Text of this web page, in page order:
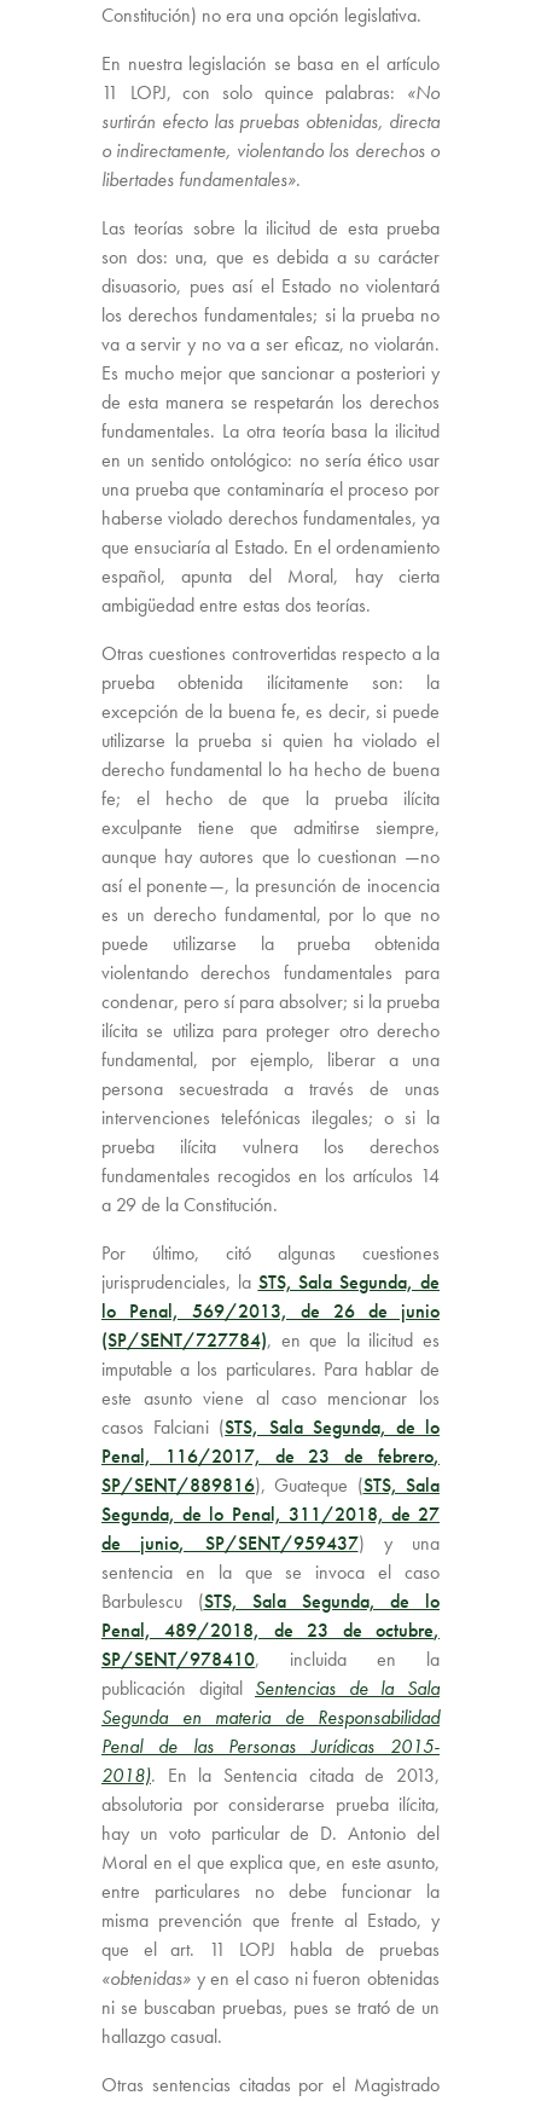
Constitución) no era una opción legislativa.
En nuestra legislación se basa en el artículo
11 LOPJ, con solo quince palabras: «No
surtirán efecto las pruebas obtenidas, directa
o indirectamente, violentando los derechos o
libertades fundamentales».
Las teorías sobre la ilicitud de esta prueba
son dos: una, que es debida a su carácter
disuasorio, pues así el Estado no violentará
los derechos fundamentales; si la prueba no
va a servir y no va a ser eficaz, no violarán.
Es mucho mejor que sancionar a posteriori y
de esta manera se respetarán los derechos
fundamentales. La otra teoría basa la ilicitud
en un sentido ontológico: no sería ético usar
una prueba que contaminaría el proceso por
haberse violado derechos fundamentales, ya
que ensuciaría al Estado. En el ordenamiento
español, apunta del Moral, hay cierta
ambigüedad entre estas dos teorías.
Otras cuestiones controvertidas respecto a la
prueba obtenida ilícitamente son: la
excepción de la buena fe, es decir, si puede
utilizarse la prueba si quien ha violado el
derecho fundamental lo ha hecho de buena
fe; el hecho de que la prueba ilícita
exculpante tiene que admitirse siempre,
aunque hay autores que lo cuestionan —no
así el ponente—, la presunción de inocencia
es un derecho fundamental, por lo que no
puede utilizarse la prueba obtenida
violentando derechos fundamentales para
condenar, pero sí para absolver; si la prueba
ilícita se utiliza para proteger otro derecho
fundamental, por ejemplo, liberar a una
persona secuestrada a través de unas
intervenciones telefónicas ilegales; o si la
prueba ilícita vulnera los derechos
fundamentales recogidos en los artículos 14
a 29 de la Constitución.
Por último, citó algunas cuestiones
jurisprudenciales, la STS, Sala Segunda, de
lo Penal, 569/2013, de 26 de junio
(SP/SENT/727784), en que la ilicitud es
imputable a los particulares. Para hablar de
este asunto viene al caso mencionar los
casos Falciani (STS, Sala Segunda, de lo
Penal, 116/2017, de 23 de febrero,
SP/SENT/889816), Guateque (STS, Sala
Segunda, de lo Penal, 311/2018, de 27
de junio, SP/SENT/959437) y una
sentencia en la que se invoca el caso
Barbulescu (STS, Sala Segunda, de lo
Penal, 489/2018, de 23 de octubre,
SP/SENT/978410, incluida en la
publicación digital Sentencias de la Sala
Segunda en materia de Responsabilidad
Penal de las Personas Jurídicas 2015-
2018). En la Sentencia citada de 2013,
absolutoria por considerarse prueba ilícita,
hay un voto particular de D. Antonio del
Moral en el que explica que, en este asunto,
entre particulares no debe funcionar la
misma prevención que frente al Estado, y
que el art. 11 LOPJ habla de pruebas
«obtenidas» y en el caso ni fueron obtenidas
ni se buscaban pruebas, pues se trató de un
hallazgo casual.
Otras sentencias citadas por el Magistrado